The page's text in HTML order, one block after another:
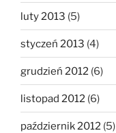
luty 2013 (5)
styczeń 2013 (4)
grudzień 2012 (6)
listopad 2012 (6)
październik 2012 (5)